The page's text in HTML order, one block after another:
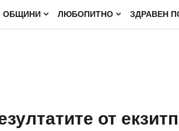
ОБЩИНИ ЛЮБОПИТНО ЗДРАВЕН
от